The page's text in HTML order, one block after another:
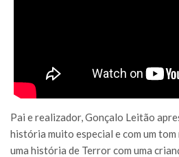
Pai e realizador, Gonçalo Leitão
história muito especial e com um tom
uma história de Terror com uma